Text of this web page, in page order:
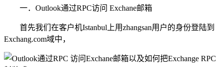
一．Outlook通过RPC访问 Exchane邮箱
首先我们在客户机Istanbul上用zhangsan用户的身份登陆到
Exchang.com域中，